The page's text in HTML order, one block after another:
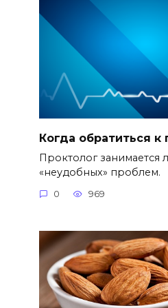
Когда обратиться к
Проктолог занимается
«неудобных» проблем.
0 969